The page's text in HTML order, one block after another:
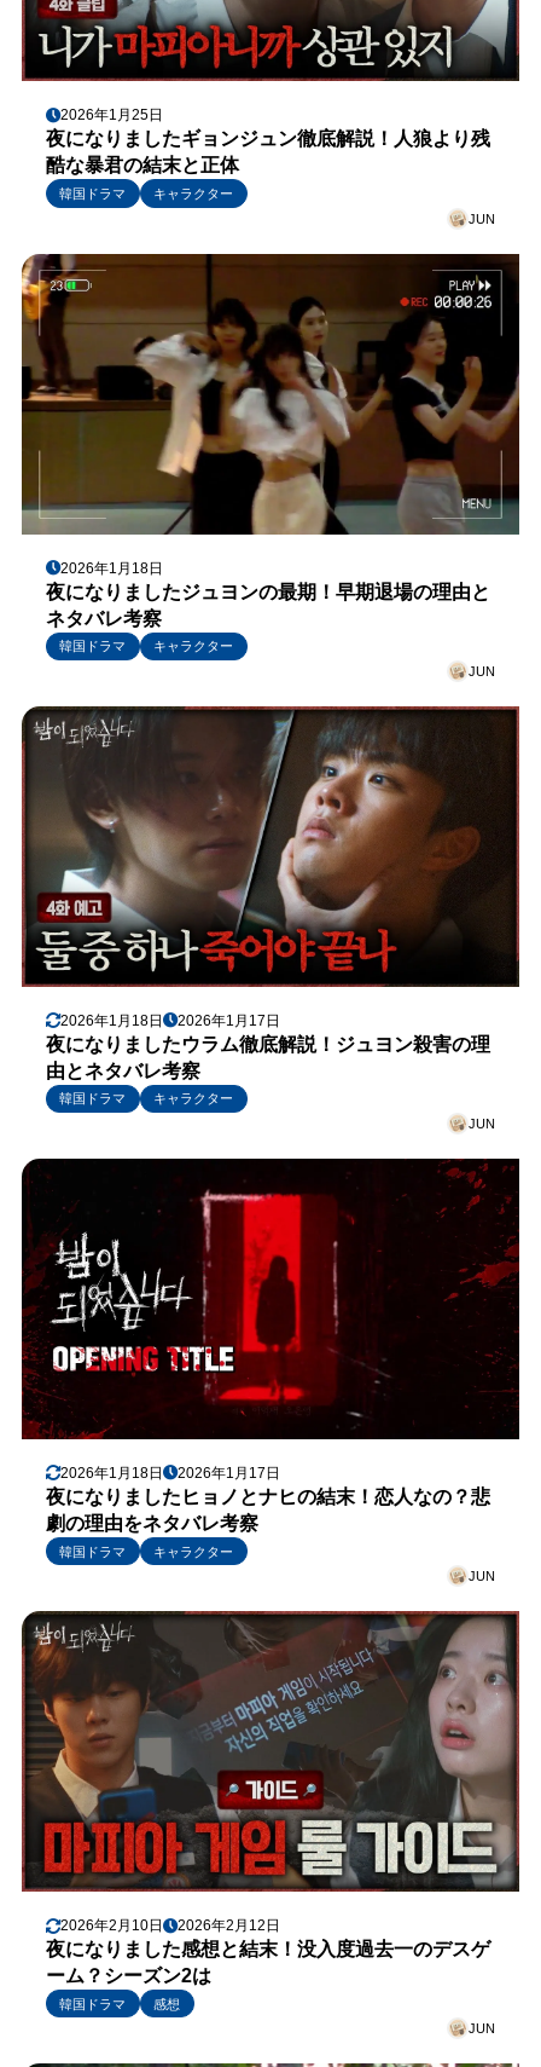
2026年1月25日
夜になりましたギョンジュン徹底解説！人狼より残
酷な暴君の結末と正体
韓国ドラマ
キャラクター
JUN
2026年1月18日
夜になりましたジュヨンの最期！早期退場の理由と
ネタバレ考察
韓国ドラマ
キャラクター
JUN
2026年1月18日 2026年1月17日
夜になりましたウラム徹底解説！ジュヨン殺害の理
由とネタバレ考察
韓国ドラマ
キャラクター
JUN
2026年1月18日 2026年1月17日
夜になりましたヒョノとナヒの結末！恋人なの？悲
劇の理由をネタバレ考察
韓国ドラマ
キャラクター
JUN
2026年2月10日 2026年2月12日
夜になりました感想と結末！没入度過去一のデスゲ
ーム？シーズン2は
韓国ドラマ
感想
JUN